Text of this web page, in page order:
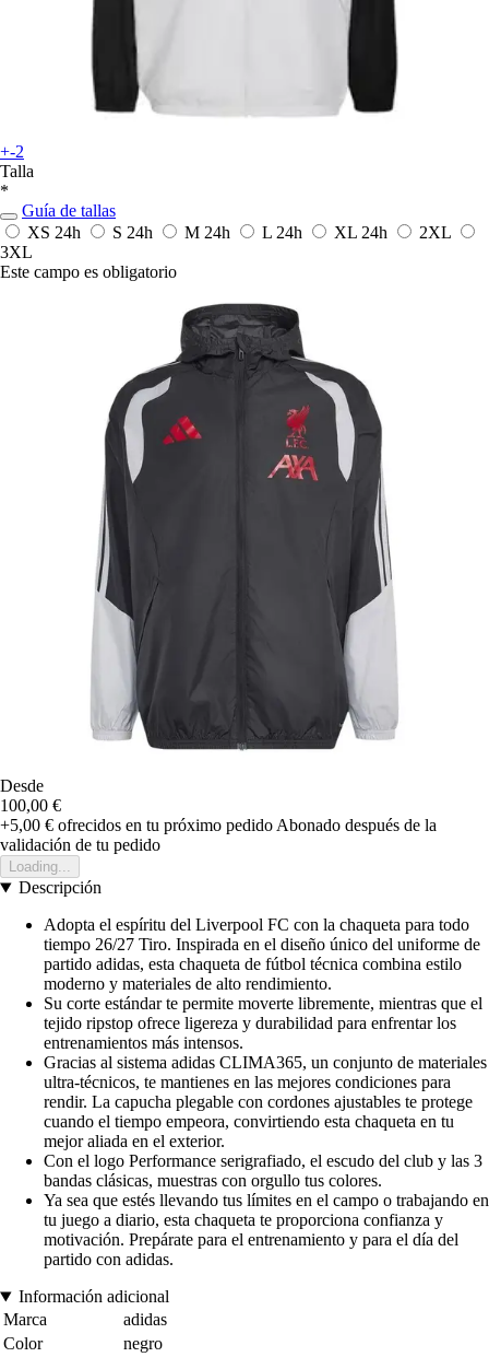
+-2
Talla
*
Guía de tallas
XS 24h S 24h M 24h L 24h XL 24h
2XL
3XL
Este campo es obligatorio
Desde
100,00 €
+5,00 € ofrecidos en tu próximo pedido Abonado después de la
validación de tu pedido
Loading...
Descripción
Adopta el espíritu del Liverpool FC con la chaqueta para todo
tiempo 26/27 Tiro. Inspirada en el diseño único del uniforme de
partido adidas, esta chaqueta de fútbol técnica combina estilo
moderno y materiales de alto rendimiento.
Su corte estándar te permite moverte libremente, mientras que el
tejido ripstop ofrece ligereza y durabilidad para enfrentar los
entrenamientos más intensos.
Gracias al sistema adidas CLIMA365, un conjunto de materiales
ultra-técnicos, te mantienes en las mejores condiciones para
rendir. La capucha plegable con cordones ajustables te protege
cuando el tiempo empeora, convirtiendo esta chaqueta en tu
mejor aliada en el exterior.
Con el logo Performance serigrafiado, el escudo del club y las 3
bandas clásicas, muestras con orgullo tus colores.
Ya sea que estés llevando tus límites en el campo o trabajando en
tu juego a diario, esta chaqueta te proporciona confianza y
motivación. Prepárate para el entrenamiento y para el día del
partido con adidas.
Información adicional
Marca
adidas
Color
negro